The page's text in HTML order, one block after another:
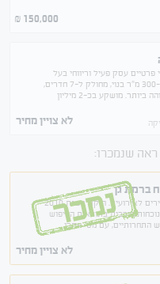
150,000
₪
עסק פעיל וריווחי בעל
מוניטין וביקורות מעולות! כ-300 מ"ר בנוי, מחולק ל-7 חדרים,
מעוצב אדריכלית ברמה גבוהה ביותר. מושקע בכ-2 מיליון
לא צויין מחיר
ראה שנמכרו:
ברמת גן
אולפן הקלטות להקלטת שירים לאירועים. הוקם בשנת 2010
מירבית בתוצאות החיפוש
התחרותיים, עם מס' אתרי
נמכר
לא צויין מחיר